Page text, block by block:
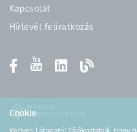
Cookie
Kapcsolat
Hírlevél feliratkozás